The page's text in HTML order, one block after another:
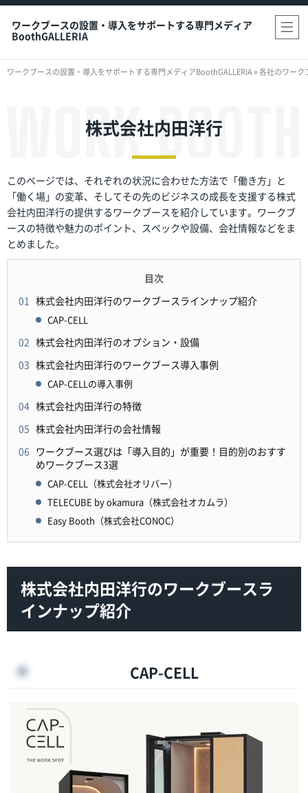
ワークブースの設置・導入をサポートする専門メディア
BoothGALLERIA
ワークブースの設置・導入をサポートする専門メディアBoothGALLERIA»各社のワーク
株式会社内田洋行
このページでは、それぞれの状況に合わせた方法で「働き方」と
「働く場」の変革、そしてその先のビジネスの成長を支援する株式
会社内田洋行の提供するワークブースを紹介しています。ワークブ
ースの特徴や魅力のポイント、スペックや設備、会社情報などをま
とめました。
株式会社内田洋行のワークブースラインナップ紹介
CAP-CELL
株式会社内田洋行のオプション・設備
株式会社内田洋行のワークブース導入事例
CAP-CELLの導入事例
株式会社内田洋行の特徴
株式会社内田洋行の会社情報
ワークブース選びは「導入目的」が重要！目的別のおすす
めワークブース3選
CAP-CELL（株式会社オリバー）
TELECUBE by okamura（株式会社オカムラ）
Easy Booth（株式会社CONOC）
株式会社内田洋行のワークブースラ
インナップ紹介
CAP-CELL